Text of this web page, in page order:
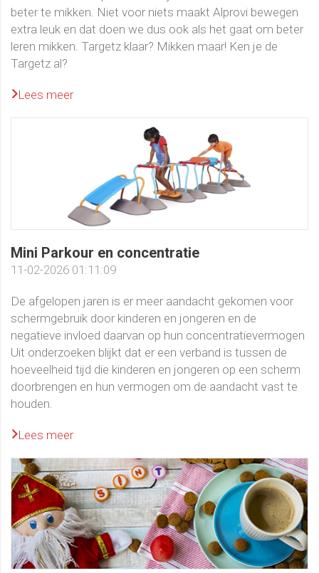
beter te mikken. Niet voor niets maakt Alprovi bewegen
extra leuk en dat doen we dus ook als het gaat om beter
leren mikken. Targetz klaar? Mikken maar! Ken je de
Targetz al?
Lees meer
Mini Parkour en concentratie
11-02-2026 01:11:09
De afgelopen jaren is er meer aandacht gekomen voor
schermgebruik door kinderen en jongeren en de
negatieve invloed daarvan op hun concentratievermogen
Uit onderzoeken blijkt dat er een verband is tussen de
hoeveelheid tijd die kinderen en jongeren op een scherm
doorbrengen en hun vermogen om de aandacht vast te
houden.
Lees meer